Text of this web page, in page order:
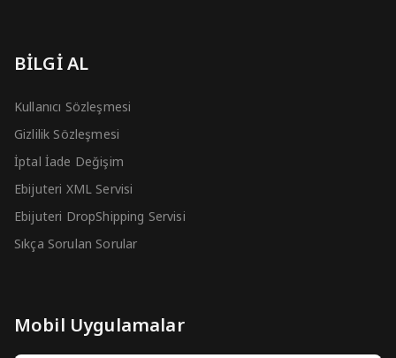
BİLGİ AL
Kullanıcı Sözleşmesi
Gizlilik Sözleşmesi
İptal İade Değişim
Ebijuteri XML Servisi
Ebijuteri DropShipping Servisi
Sıkça Sorulan Sorular
Mobil Uygulamalar